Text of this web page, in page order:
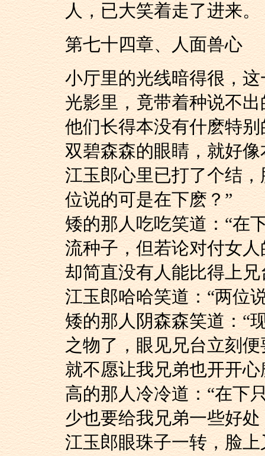
人，已大笑着走了进来。
第七十四章、人面兽心
小厅里的光线暗得很
光影里，竟带着种说不
他们长得本没有什麽
双碧森森的眼睛，就好
江玉郎心里已打了个
位说的可是在下麽？”
矮的那人吃吃笑道：“
流种子，但若论对付女
却简直没有人能比得上
江玉郎哈哈笑道：“两
矮的那人阴森森笑道
之物了，眼见兄台立刻
就不愿让我兄弟也开开心
高的那人冷冷道：“在
少也要给我兄弟一些好
江玉郎眼珠子一转，